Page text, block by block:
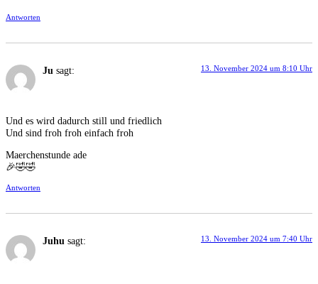
Antworten
Ju sagt: 13. November 2024 um 8:10 Uhr
Und es wird dadurch still und friedlich
Und sind froh froh einfach froh
Maerchenstunde ade
🎉🤣🤣
Antworten
Juhu sagt: 13. November 2024 um 7:40 Uhr